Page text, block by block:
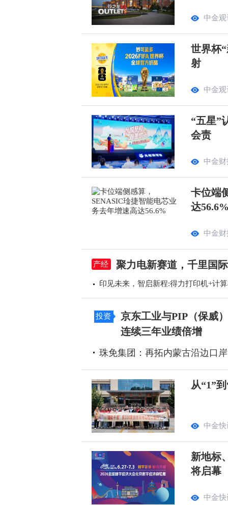
中金观
世界杯
射
中金观
“五星”
会责
中金财
卡位端
达
中金财
产经 聚力电新赛道，千里国
印见未来，智启新程:得力打印机+计
投资
京东工业与PIP（保威
连续三年业绩倍增
珠免集团：再拓内蒙古沿边口
从“1”
中金快
新地标
将启幕
中金快